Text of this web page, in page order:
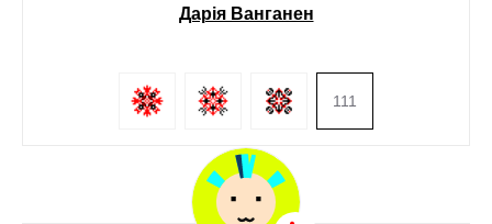
Дарія Ванганен
111